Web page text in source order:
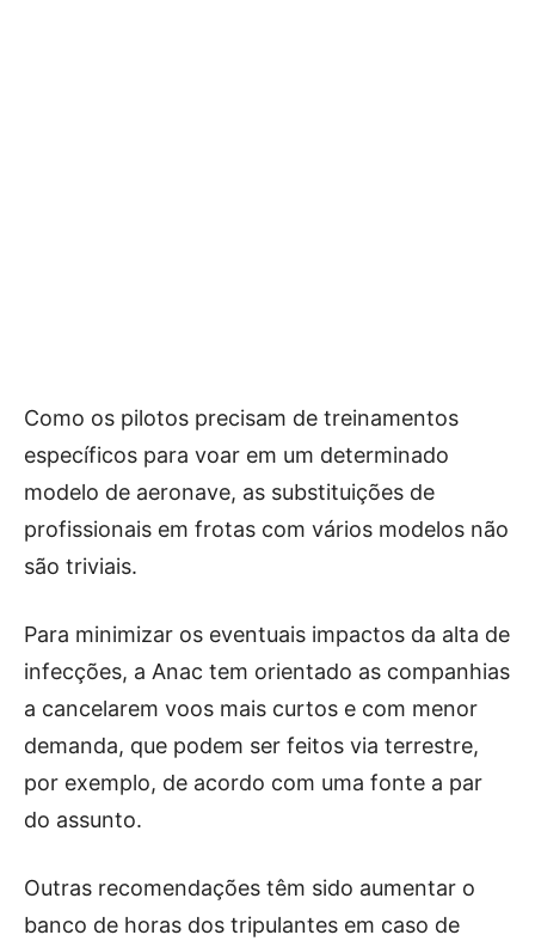
Como os pilotos precisam de treinamentos
específicos para voar em um determinado
modelo de aeronave, as substituições de
profissionais em frotas com vários modelos não
são triviais.
Para minimizar os eventuais impactos da alta de
infecções, a Anac tem orientado as companhias
a cancelarem voos mais curtos e com menor
demanda, que podem ser feitos via terrestre,
por exemplo, de acordo com uma fonte a par
do assunto.
Outras recomendações têm sido aumentar o
banco de horas dos tripulantes em caso de